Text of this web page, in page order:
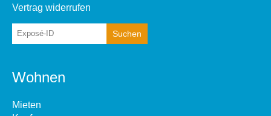
Vertrag widerrufen
Wohnen
Mieten